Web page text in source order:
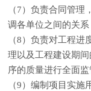
（7）负责合同管
调各单位之间的
（8）负责对工程
理以及工程建设期
序的质量进行全
（9）编制项目实